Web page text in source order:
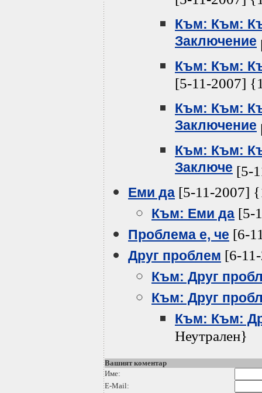
Към: Към:
Заключение
Към: Към:
[5-11-2007]
Към: Към:
Заключение
Към: Към:
Заключе [5-
Еми да [5-11-2007]
Към: Еми да [5-
Проблема е, че [6-
Друг проблем [6-
Към: Друг
Към: Друг
Към: Към:
Неутрален}
Вашият коментар
Име:
E-Mail: